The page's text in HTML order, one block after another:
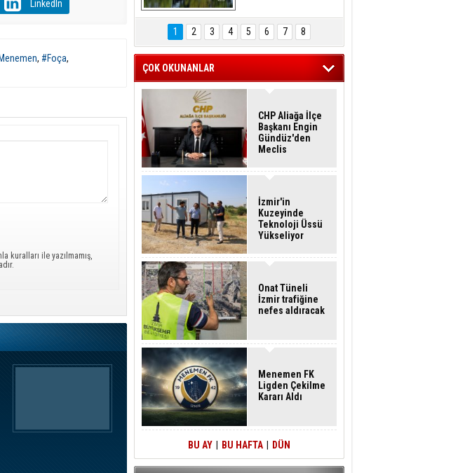
LinkedIn
, #Foça,
kuralları ile yazılmamış,
Hasan Eser'in
Objektifinden
1 2 3 4 5 6 7 8
ÇOK OKUNANLAR
CHP Aliağa İlçe
Başkanı Engin
Gündüz'den
Meclis
Çağrısı
İzmir'in
Kuzeyinde
Teknoloji Üssü
Yükseliyor
Onat Tüneli
İzmir trafiğine
nefes aldıracak
Menemen FK
Ligden Çekilme
Kararı Aldı
BU AY BU HAFTA DÜN